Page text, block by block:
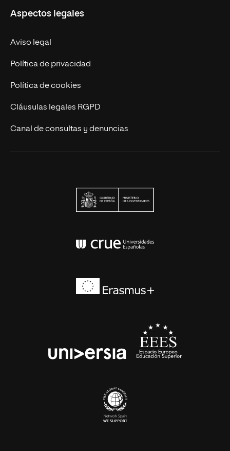
Trabaja en UNIR
Actualidad
Contáctanos
Aspectos legales
Aviso legal
Política de privacidad
Política de cookies
Cláusulas legales RGPD
Canal de consultas y denuncias